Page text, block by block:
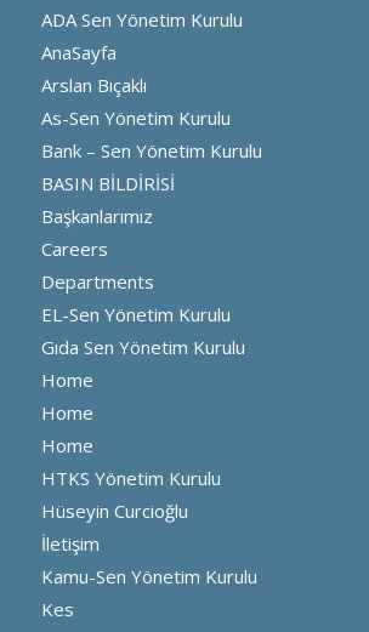
ADA Sen Yönetim Kurulu
AnaSayfa
Arslan Bıçaklı
As-Sen Yönetim Kurulu
Bank – Sen Yönetim Kurulu
BASIN BİLDİRİSİ
Başkanlarımız
Careers
Departments
EL-Sen Yönetim Kurulu
Gıda Sen Yönetim Kurulu
Home
Home
Home
HTKS Yönetim Kurulu
Hüseyin Curcioğlu
İletişim
Kamu-Sen Yönetim Kurulu
Kes